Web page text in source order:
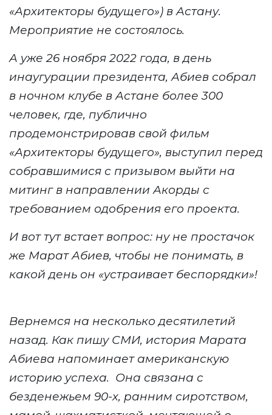
«Архитекторы будущего») в Астану.
Мероприятие не состоялось.
А уже26 ноября 2022 года, в день
инаугурации президента,Абиев собрал
в ночном клубе в Астане более 300
человек, где, публично
продемонстрировав свой фильм
«Архитекторы будущего», выступил перед
собравшимися с призывом выйти на
митинг в направлении Акорды с
требованием одобрения его проекта.
И вот тут встает вопрос: ну не простачок
же Марат Абиев, чтобы не понимать, в
какой день он «устраивает беспорядки»!
Вернемся на несколько десятилетий
назад. Как пишу СМИ, история Марата
Абиева напоминает американскую
историю успеха. Она связана с
безденежьем 90-х, ранним сиротством,